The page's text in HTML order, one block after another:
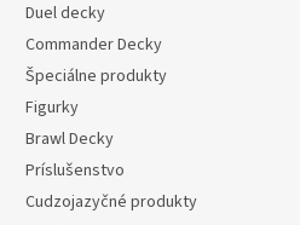
Duel decky
Commander Decky
Špeciálne produkty
Figurky
Brawl Decky
Príslušenstvo
Cudzojazyčné produkty